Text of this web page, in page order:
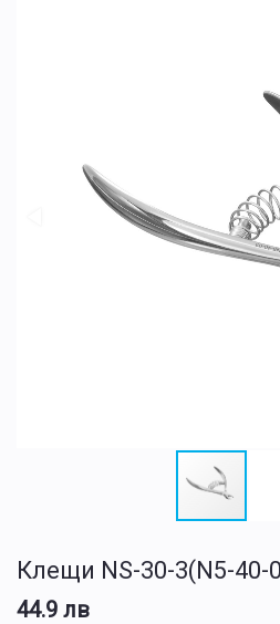
Клещи NS-30-3(N5-40-
44.9 лв